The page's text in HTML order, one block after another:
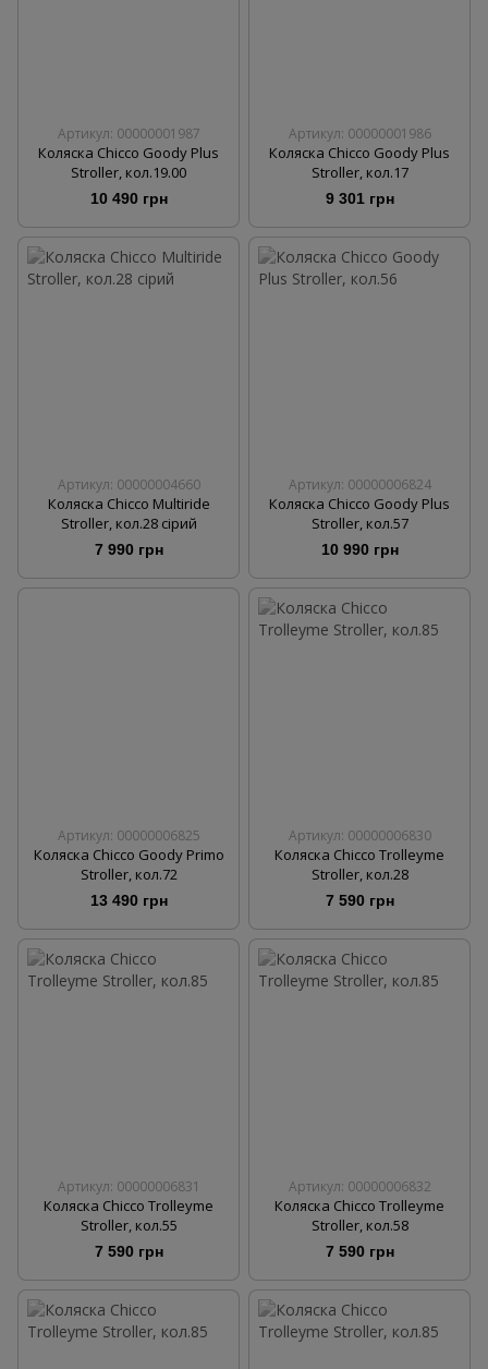
Артикул: 00000001987
Коляска Chicco Goody Plus
Stroller, кол.19.00
10 490 грн
Артикул: 00000001986
Коляска Chicco Goody Plus
Stroller, кол.17
9 301 грн
Артикул: 00000004660
Коляска Chicco Multiride
Stroller, кол.28 сірий
7 990 грн
Артикул: 00000006824
Коляска Chicco Goody Plus
Stroller, кол.57
10 990 грн
Артикул: 00000006825
Коляска Chicco Goody Primo
Stroller, кол.72
13 490 грн
Артикул: 00000006830
Коляска Chicco Trolleyme
Stroller, кол.28
7 590 грн
Артикул: 00000006831
Коляска Chicco Trolleyme
Stroller, кол.55
7 590 грн
Артикул: 00000006832
Коляска Chicco Trolleyme
Stroller, кол.58
7 590 грн